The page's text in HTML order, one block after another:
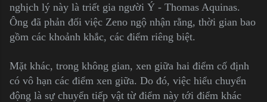
nghịch lý này là triết gia người Ý - Thomas Aquinas.
Ông đã phản đối việc Zeno ngộ nhận rằng, thời gian bao
gồm các khoảnh khắc, các điểm riêng biệt.
Mặt khác, trong không gian, xen giữa hai điểm cố định
có vô hạn các điểm xen giữa. Do đó, việc hiểu chuyển
động là sự chuyển tiếp vật từ điểm này tới điểm khác